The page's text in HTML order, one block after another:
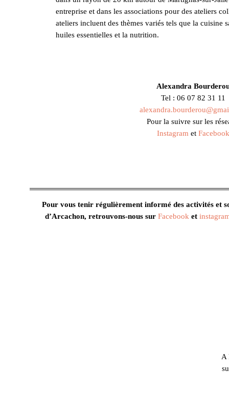
entreprise et dans les associations pour des ateliers
ateliers incluent des thèmes variés tels que la cuisine
huiles essentielles et la nutrition.
Alexandra
Tel : 06 07 82 31 11
Pour la suivre sur les
Instagram et Facebook
Pour vous tenir régulièrement informé des activités et
d’Arcachon, retrouvons-nous surFacebook et
A